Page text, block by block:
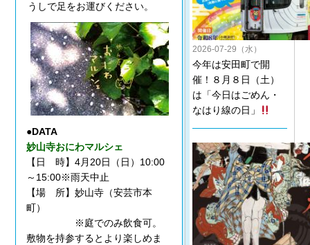
うしで足をお運びください。
●DATA
妙山寺おにわマルシェ
【日 時】4月20日（日）10:00
～15:00※雨天中止
【場 所】妙山寺（安芸市本
町）
※庭でのみ飲食可。
敷物を持参するとより楽しめま
2026-07-29（水）
今年は安田町で開
催！８月８日（土）
は「今日はごめん・
なはり線の日」